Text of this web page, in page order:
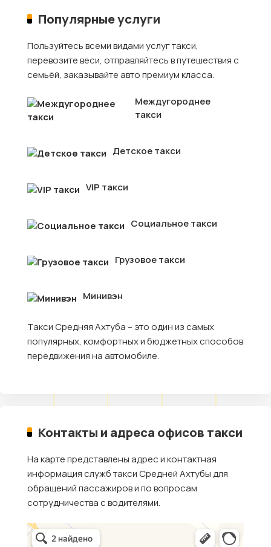
Популярные услуги
Пользуйтесь всеми видами услуг такси,
перевозите веси, отправляйтесь в путешествия с
семьёй, заказывайте авто премиум класса.
Междугороднее
такси
Детское такси
VIP такси
Социальное такси
Грузовое такси
Минивэн
Такси Средняя Ахтуба – это один из самых
популярных, комфортных и бюджетных способов
передвижения на автомобиле.
Контакты и адреса офисов такси
На карте представлены адрес и контактная
информация служб такси Средней Ахтубы для
обращений пассажиров и по вопросам
сотрудничества с водителями.